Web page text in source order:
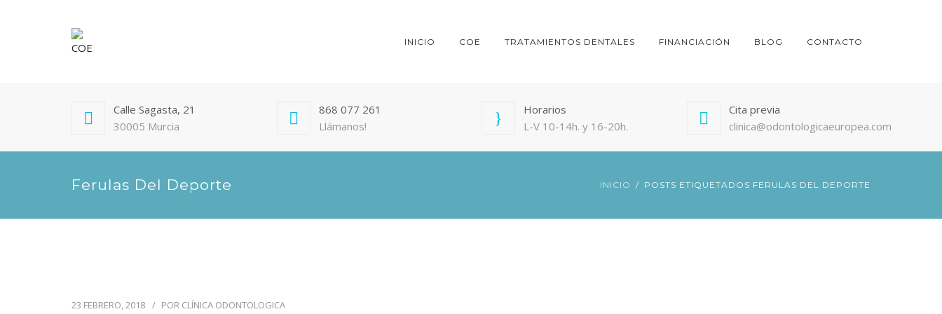
INICIO COE TRATAMIENTOS DENTALES FINANCIACIÓN BLOG CONTACTO
Calle Sagasta, 21
30005 Murcia
868 077 261
Llámanos!
Horarios
L-V 10-14h. y 16-20h.
Cita previa
clinica@odontologicaeuropea.com
Ferulas Del Deporte INICIO POSTS ETIQUETADOS FERULAS DEL DEPORTE
23 FEBRERO, 2018 POR CLÍNICA ODONTOLOGICA